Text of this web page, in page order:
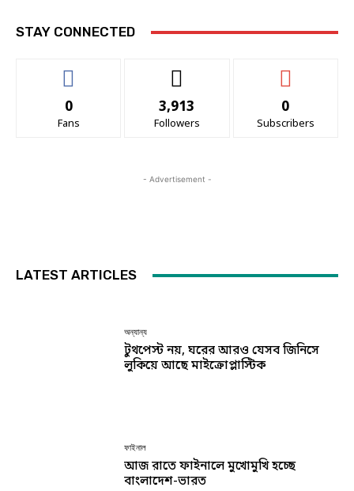
STAY CONNECTED
0
Fans
3,913
Followers
0
Subscribers
- Advertisement -
LATEST ARTICLES
অন্যান্য
টুথপেস্ট নয়, ঘরের আরও যেসব জিনিসে
লুকিয়ে আছে মাইক্রোপ্লাস্টিক
ফাইনাল
আজ রাতে ফাইনালে মুখোমুখি হচ্ছে
বাংলাদেশ-ভারত